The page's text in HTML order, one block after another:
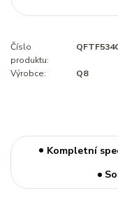
Číslo
produktu:
Výrobce: Q8
Kompletní